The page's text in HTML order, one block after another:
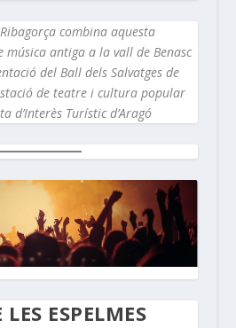
combina aquesta
música antiga a la vall de Benasc
del Ball dels Salvatges de
de teatre i cultura popular
d’Interès Turístic d’Aragó
ESPELMES